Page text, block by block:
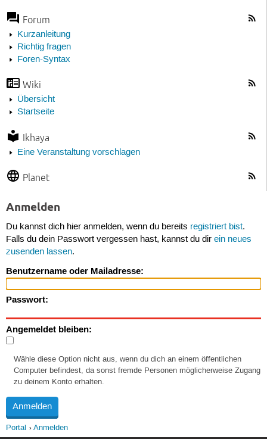
Forum
Kurzanleitung
Richtig fragen
Foren-Syntax
Wiki
Übersicht
Startseite
Ikhaya
Eine Veranstaltung vorschlagen
Planet
Anmelden
Du kannst dich hier anmelden, wenn du bereits registriert bist.
Falls du dein Passwort vergessen hast, kannst du dir ein neues
zusenden lassen.
Benutzername oder Mailadresse:
Passwort:
Angemeldet bleiben:
Wähle diese Option nicht aus, wenn du dich an einem öffentlichen
Computer befindest, da sonst fremde Personen möglicherweise Zugang
zu deinem Konto erhalten.
Portal Anmelden